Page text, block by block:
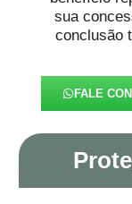
sua
conclusão
FALE